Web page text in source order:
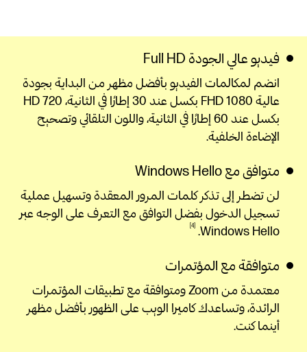
فيديو عالي الجودة Full HD
انضم لمكالمات الفيديو بأفضل مظهر من البداية بجودة
عالية FHD 1080 بكسل عند 30 إطارًا في الثانية، HD 720
بكسل عند 60 إطارًا في الثانية، واللون التلقائي وتصحيح
الإضاءة الخلفية.
متوافق مع Windows Hello
لن تضطر إلى تذكر كلمات المرور المعقدة وتسهيل عملية
تسجيل الدخول بفضل التوافق مع التعرف على الوجه عبر
Windows Hello.
4
متوافقة مع المؤتمرات
معتمدة من Zoom ومتوافقة مع تطبيقات المؤتمرات
الرائدة، وتساعدك كاميرا الويب على الظهور بأفضل مظهر
أينما كنت.